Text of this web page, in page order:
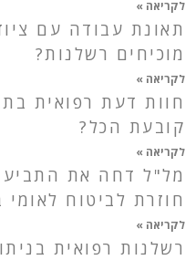
לקריאה »
תאונת עבודה עם
מוכיחים רשלנות?
לקריאה »
חוות דעת רפואית
קובעת הכל?
לקריאה »
מל"ל דחה את
חוזרת לביטוח לאומי
לקריאה »
רשלנות רפואית